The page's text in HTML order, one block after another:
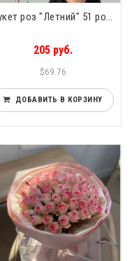
Букет роз "Летний" 51 роза
205 руб.
$69.76
ДОБАВИТЬ В КОРЗИНУ